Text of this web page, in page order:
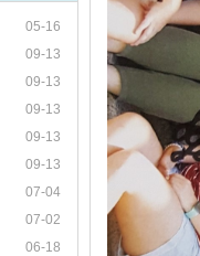
05-16
09-13
09-13
09-13
09-13
09-13
07-04
07-02
06-18